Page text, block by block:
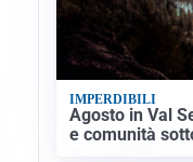
IMPERDIBILI
Agosto in Val
e comunità